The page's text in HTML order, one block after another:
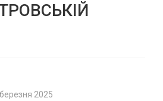
2025